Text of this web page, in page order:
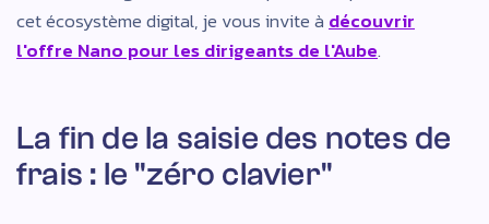
cet écosystème digital, je vous invite à découvrir
l'offre Nano pour les dirigeants de l'Aube.
La fin de la saisie des notes de
frais : le "zéro clavier"